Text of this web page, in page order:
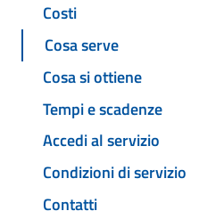
Costi
Cosa serve
Cosa si ottiene
Tempi e scadenze
Accedi al servizio
Condizioni di servizio
Contatti